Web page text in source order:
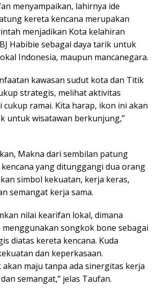
menyampaikan, lahirnya ide
kereta kencana merupakan
menjadikan Kota kelahiran
Habibie sebagai daya tarik untuk
Indonesia, maupun mancanegara.
kawasan sudut kota dan Titik
strategis, melihat aktivitas
cukup ramai. Kita harap, ikon ini akan
untuk wisatawan berkunjung,”
Makna dari sembilan patung
yang ditunggangi dua orang
simbol kekuatan, kerja keras,
semangat kerja sama.
nilai kearifan lokal, dimana
songkok bone sebagai
diatas kereta kencana. Kuda
dan keperkasaan.
maju tanpa ada sinergitas kerja
semangat,” jelas Taufan.